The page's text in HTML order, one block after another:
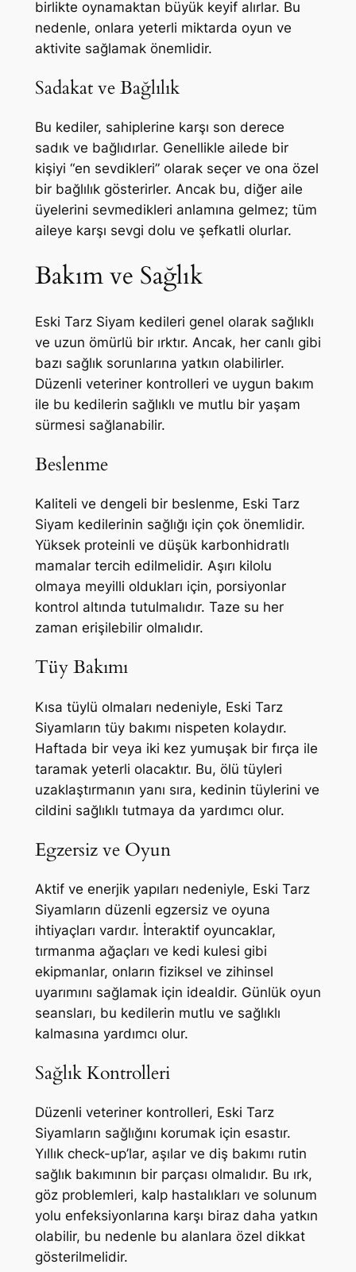
birlikte oynamaktan büyük keyif alırlar. Bu
nedenle, onlara yeterli miktarda oyun ve
aktivite sağlamak önemlidir.
Sadakat ve Bağlılık
Bu kediler, sahiplerine karşı son derece
sadık ve bağlıdırlar. Genellikle ailede bir
kişiyi “en sevdikleri” olarak seçer ve ona özel
bir bağlılık gösterirler. Ancak bu, diğer aile
üyelerini sevmedikleri anlamına gelmez; tüm
aileye karşı sevgi dolu ve şefkatli olurlar.
Bakım ve Sağlık
Eski Tarz Siyam kedileri genel olarak sağlıklı
ve uzun ömürlü bir ırktır. Ancak, her canlı gibi
bazı sağlık sorunlarına yatkın olabilirler.
Düzenli veteriner kontrolleri ve uygun bakım
ile bu kedilerin sağlıklı ve mutlu bir yaşam
sürmesi sağlanabilir.
Beslenme
Kaliteli ve dengeli bir beslenme, Eski Tarz
Siyam kedilerinin sağlığı için çok önemlidir.
Yüksek proteinli ve düşük karbonhidratlı
mamalar tercih edilmelidir. Aşırı kilolu
olmaya meyilli oldukları için, porsiyonlar
kontrol altında tutulmalıdır. Taze su her
zaman erişilebilir olmalıdır.
Tüy Bakımı
Kısa tüylü olmaları nedeniyle, Eski Tarz
Siyamların tüy bakımı nispeten kolaydır.
Haftada bir veya iki kez yumuşak bir fırça ile
taramak yeterli olacaktır. Bu, ölü tüyleri
uzaklaştırmanın yanı sıra, kedinin tüylerini ve
cildini sağlıklı tutmaya da yardımcı olur.
Egzersiz ve Oyun
Aktif ve enerjik yapıları nedeniyle, Eski Tarz
Siyamların düzenli egzersiz ve oyuna
ihtiyaçları vardır. İnteraktif oyuncaklar,
tırmanma ağaçları ve kedi kulesi gibi
ekipmanlar, onların fiziksel ve zihinsel
uyarımını sağlamak için idealdir. Günlük oyun
seansları, bu kedilerin mutlu ve sağlıklı
kalmasına yardımcı olur.
Sağlık Kontrolleri
Düzenli veteriner kontrolleri, Eski Tarz
Siyamların sağlığını korumak için esastır.
Yıllık check-up’lar, aşılar ve diş bakımı rutin
sağlık bakımının bir parçası olmalıdır. Bu ırk,
göz problemleri, kalp hastalıkları ve solunum
yolu enfeksiyonlarına karşı biraz daha yatkın
olabilir, bu nedenle bu alanlara özel dikkat
gösterilmelidir.